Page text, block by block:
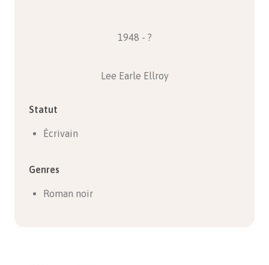
1948 - ?
Lee Earle Ellroy
Statut
Écrivain
Genres
Roman noir